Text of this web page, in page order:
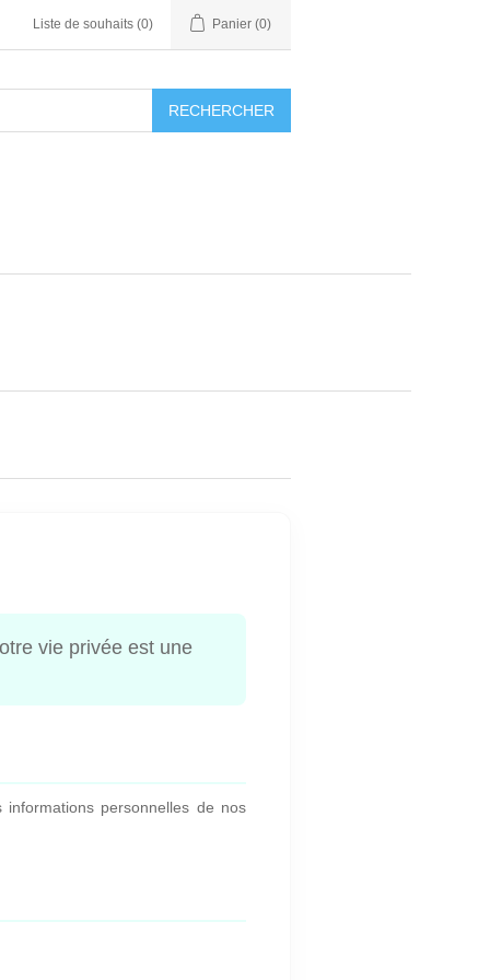
Liste de souhaits (0) Panier (0)
RECHERCHER
vie privée est une
personnelles de nos